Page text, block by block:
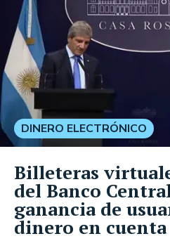
DINERO ELECTRÓNICO
Billeteras
del Banco
ganancia de
dinero en cuenta